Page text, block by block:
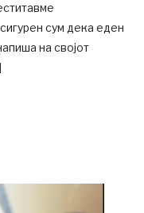
сум дека еден
на својот